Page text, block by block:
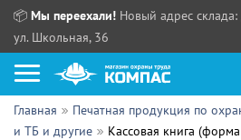
📦 Мы переехали! Новый адрес
ул. Школьная, 36
Как купить?
Главная Печатная продукция по
и ТБ и другие
Кассовая книга